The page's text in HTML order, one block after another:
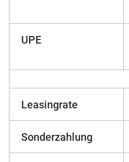
UPE
Leasingrate
Sonderzahlung